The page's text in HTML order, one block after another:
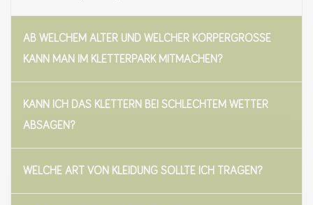
AB WELCHEM ALTER UND WELCHER KÖRPERGRÖSSE K
ANN MAN IM KLETTERPARK MITMACHEN?
KANN ICH DAS KLETTERN BEI SCHLECHTEM WETTER
ABSAGEN?
WELCHE ART VON KLEIDUNG SOLLTE ICH TRAGEN?